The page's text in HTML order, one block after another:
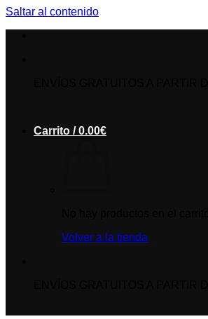
Saltar al contenido
Carrito /0.00€
Volver a la tienda